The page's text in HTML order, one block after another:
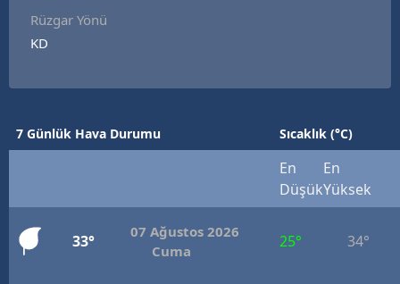
Giresun
Gümüşhane
Rüzgar Yönü
KD
7 Günlük Hava Durumu Sıcaklık (°C)
En
Düşük
En
Yüksek
33°
07 Ağustos 2026
Cuma
25° 34°